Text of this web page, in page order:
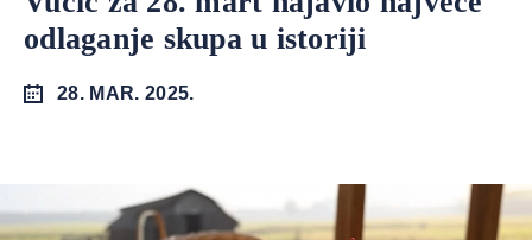
odlaganje skupa u istoriji
28. MAR. 2025.